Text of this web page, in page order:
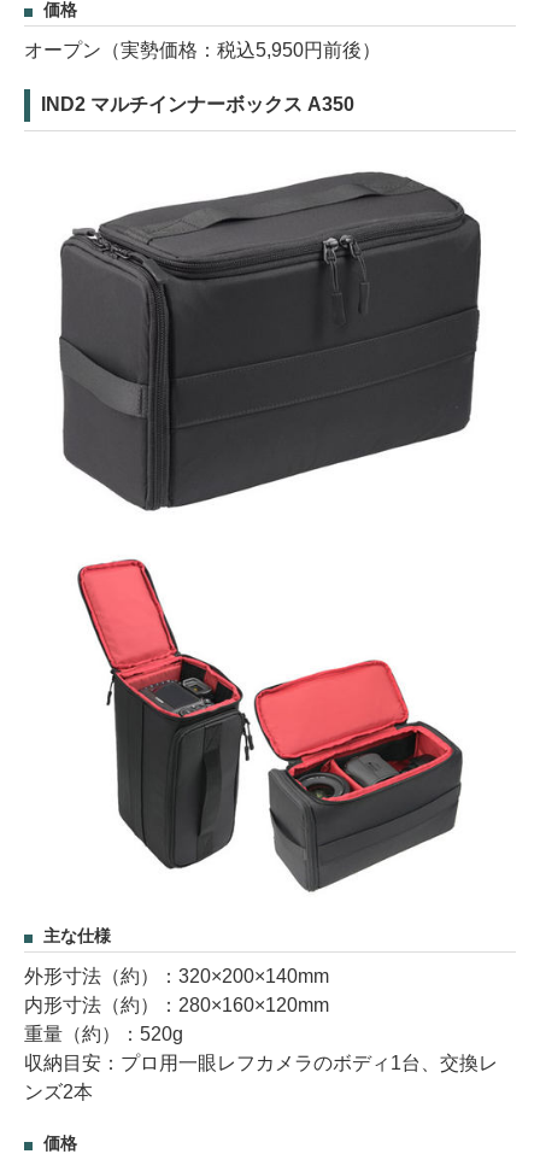
価格
オープン（実勢価格：税込5,950円前後）
IND2 マルチインナーボックス A350
主な仕様
外形寸法（約）：320×200×140mm
内形寸法（約）：280×160×120mm
重量（約）：520g
収納目安：プロ用一眼レフカメラのボディ1台、交換レ
ンズ2本
価格